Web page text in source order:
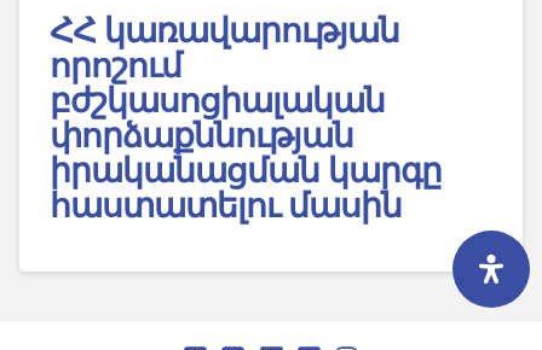
ՀՀ կառավարության
որոշում
բժշկասոցիալական
փորձաքննության
իրականացման կարգը
հաստատելու մասին